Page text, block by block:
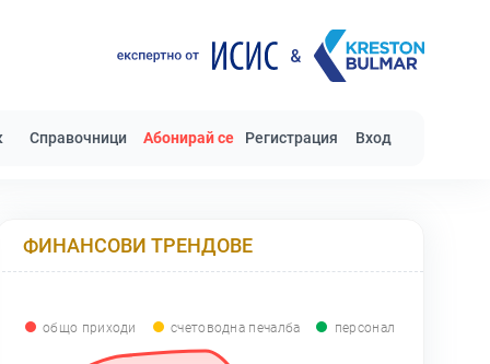
Справочници Абонирай се Регистрация Вход
ФИНАНСОВИ ТРЕНДОВЕ
общо приходи счетоводна печалба персонал